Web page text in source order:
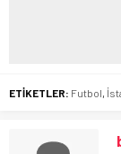
ETİKETLER: Futbol,